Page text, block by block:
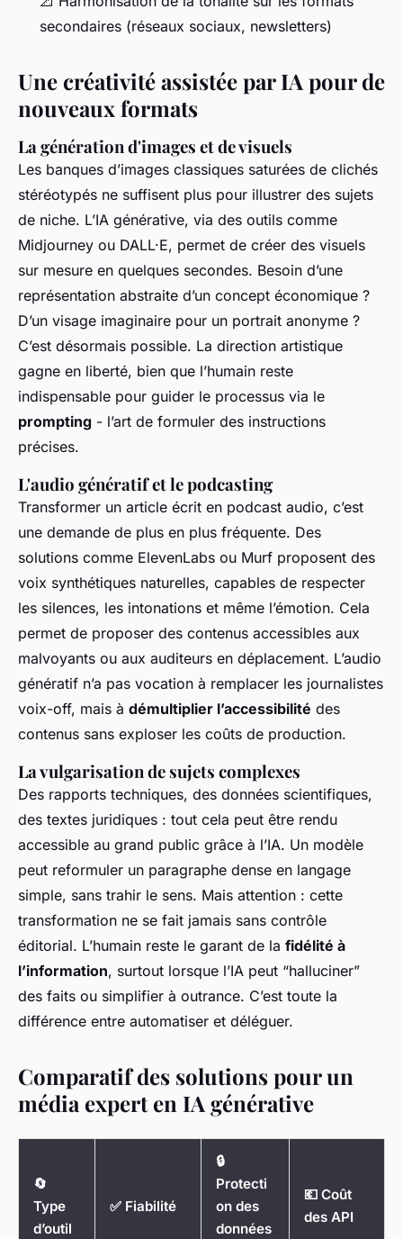
secondaires (réseaux sociaux, newsletters)
Une créativité assistée par IA pour de
nouveaux formats
La génération d'images et de visuels
Les banques d’images classiques saturées de clichés
stéréotypés ne suffisent plus pour illustrer des sujets
de niche. L’IA générative, via des outils comme
Midjourney ou DALL·E, permet de créer des visuels
sur mesure en quelques secondes. Besoin d’une
représentation abstraite d’un concept économique ?
D’un visage imaginaire pour un portrait anonyme ?
C’est désormais possible. La direction artistique
gagne en liberté, bien que l’humain reste
indispensable pour guider le processus via le
prompting - l’art de formuler des instructions
précises.
L'audio génératif et le podcasting
Transformer un article écrit en podcast audio, c’est
une demande de plus en plus fréquente. Des
solutions comme ElevenLabs ou Murf proposent des
voix synthétiques naturelles, capables de respecter
les silences, les intonations et même l’émotion. Cela
permet de proposer des contenus accessibles aux
malvoyants ou aux auditeurs en déplacement. L’audio
génératif n’a pas vocation à remplacer les journalistes
voix-off, mais à démultiplier l’accessibilité des
contenus sans exploser les coûts de production.
La vulgarisation de sujets complexes
Des rapports techniques, des données scientifiques,
des textes juridiques : tout cela peut être rendu
accessible au grand public grâce à l’IA. Un modèle
peut reformuler un paragraphe dense en langage
simple, sans trahir le sens. Mais attention : cette
transformation ne se fait jamais sans contrôle
éditorial. L’humain reste le garant de la fidélité à
l’information, surtout lorsque l’IA peut “halluciner”
des faits ou simplifier à outrance. C’est toute la
différence entre automatiser et déléguer.
Comparatif des solutions pour un
média expert en IA générative
🔄
Type
d’outil
✅ Fiabilité
🔒
Protecti
on des
données
💶 Coût
des API